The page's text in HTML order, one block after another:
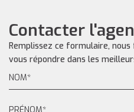
Contacter
Remplissez ce formulaire,
vous répondre dans les